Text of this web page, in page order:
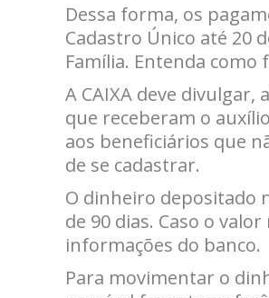
Dessa forma, os
Cadastro Único até 20
Família. Entenda
A CAIXA deve
que receberam o
aos beneficiários que
de se cadastrar.
O dinheiro depositado
de 90 dias. Caso o
informações do banco.
Para movimentar o